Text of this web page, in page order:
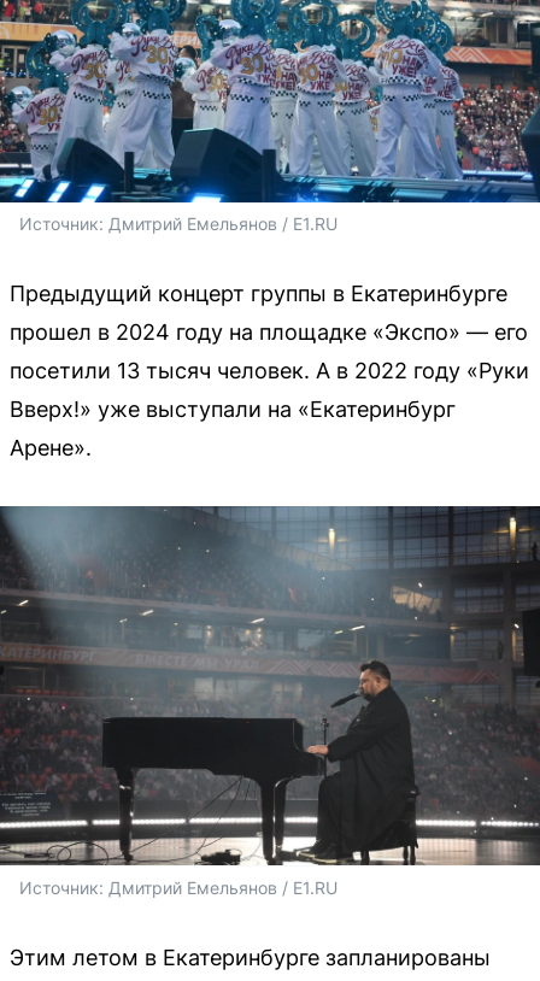
Источник: Дмитрий Емельянов / E1.RU
Предыдущий концерт группы в Екатеринбурге
прошел в 2024 году на площадке «Экспо» — его
посетили 13 тысяч человек. А в 2022 году «Руки
Вверх!» уже выступали на «Екатеринбург
Арене».
Источник: Дмитрий Емельянов / E1.RU
Этим летом в Екатеринбурге запланированы